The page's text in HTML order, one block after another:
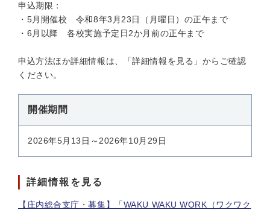
申込期限：
・5月開催校 令和8年3月23日（月曜日）の正午まで
・6月以降 各校実施予定日2か月前の正午まで
申込方法ほか詳細情報は、「詳細情報を見る」からご確認
ください。
開催期間
2026年5月13日～2026年10月29日
詳細情報を見る
【庄内総合支庁・募集】「WAKU WAKU WORK（ワクワク